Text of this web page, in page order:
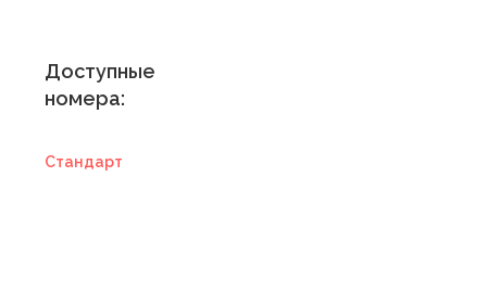
Доступные
номера:
Стандарт